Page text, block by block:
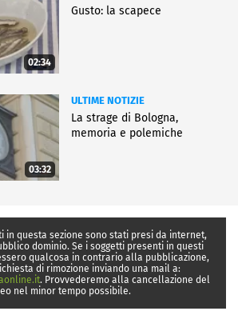
02:34
Gusto: la scapece
03:32
ULTIME NOTIZIE
La strage di Bologna,
memoria e polemiche
in questa sezione sono stati presi da internet,
dominio. Se i soggetti presenti in questi
qualcosa in contrario alla pubblicazione,
di rimozione inviando una mail a:
. Provvederemo alla cancellazione del
nel minor tempo possibile.